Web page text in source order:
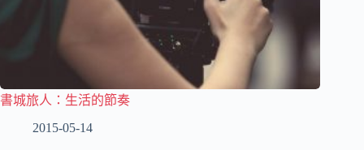
書城旅人：生活的節奏
2015-05-14